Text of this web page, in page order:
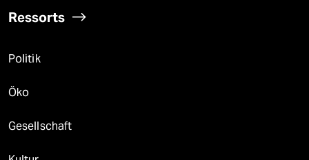
Ressorts
Politik
Öko
Gesellschaft